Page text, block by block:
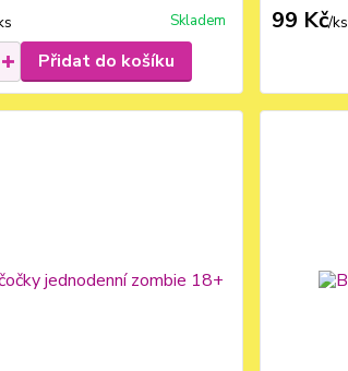
Skladem
Přidat do košíku
99 Kč/ks